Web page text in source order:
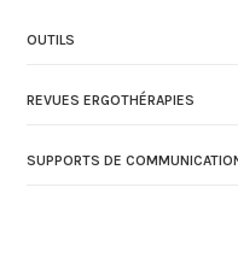
OUTILS
REVUES ERGOTHÉRAPIES
SUPPORTS DE